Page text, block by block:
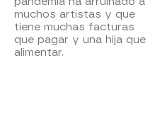
muchos artistas y que
tiene muchas facturas
que pagar y una hija que
alimentar.